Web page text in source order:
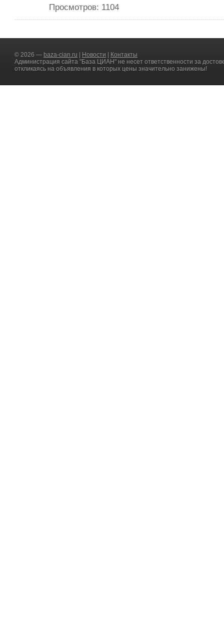
Просмотров: 1104
© 2026 — baza-cian.ru Новости
Контакты
Администрация сайта "База ЦИАН" не несет ответственности за
откликаясь на объявления в которых цены значительно занижены!